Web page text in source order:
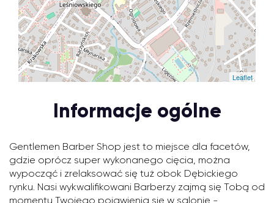
Leaflet
Informacje ogólne
Gentlemen Barber Shop jest to miejsce dla facetów,
gdzie oprócz super wykonanego cięcia, można
wypocząć i zrelaksować się tuż obok Dębickiego
rynku. Nasi wykwalifikowani Barberzy zajmą się Tobą od
momentu Twojego pojawienia się w salonie -